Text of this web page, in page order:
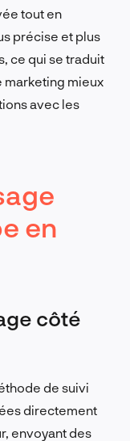
tout en
précise et plus
ce qui se traduit
marketing mieux
avec les
en
côté
de suivi
directement
envoyant des